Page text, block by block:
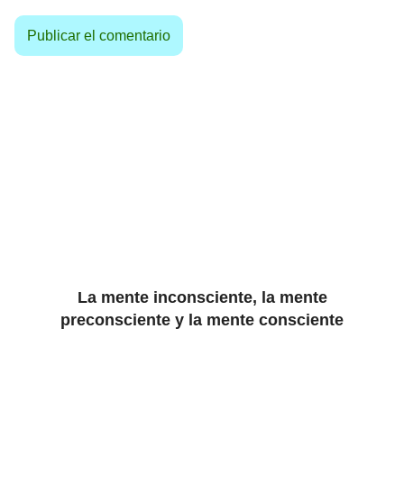
La mente inconsciente, la mente
preconsciente y la mente consciente